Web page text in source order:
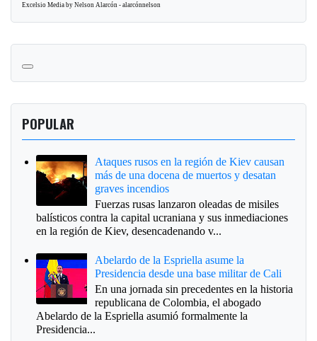
Excelsio Media by Nelson Alarcón - alarcónnelson
POPULAR
Ataques rusos en la región de Kiev causan
más de una docena de muertos y desatan
graves incendios
Fuerzas rusas lanzaron oleadas de misiles
balísticos contra la capital ucraniana y sus inmediaciones
en la región de Kiev, desencadenando v...
Abelardo de la Espriella asume la
Presidencia desde una base militar de Cali
En una jornada sin precedentes en la historia
republicana de Colombia, el abogado
Abelardo de la Espriella asumió formalmente la
Presidencia...